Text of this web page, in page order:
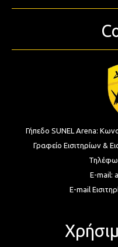
Γήπεδο SUNEL Arena:
Γραφείο Εισιτηρίων &
E-mail:
E-mail